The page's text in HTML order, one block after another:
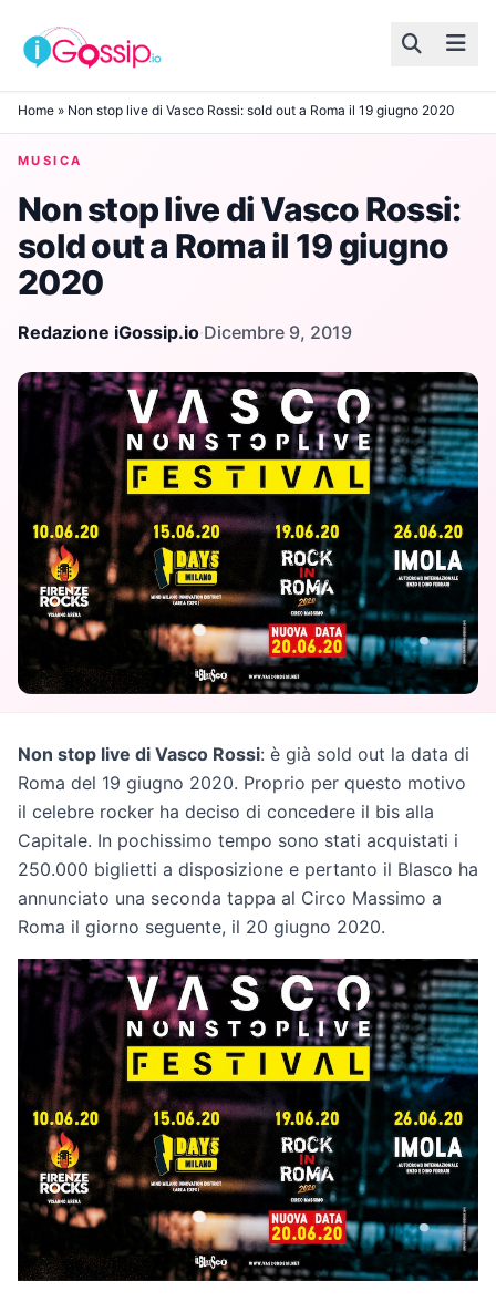
Skip to content
Home » Non stop live di Vasco Rossi: sold out a Roma il 19 giugno 2020
MUSICA
Non stop live di Vasco Rossi:
sold out a Roma il 19 giugno
2020
Redazione iGossip.io·Dicembre 9, 2019
Non stop live di Vasco Rossi: è già sold out la data di
Roma del 19 giugno 2020. Proprio per questo motivo
il celebre rocker ha deciso di concedere il bis alla
Capitale. In pochissimo tempo sono stati acquistati i
250.000 biglietti a disposizione e pertanto il Blasco ha
annunciato una seconda tappa al Circo Massimo a
Roma il giorno seguente, il 20 giugno 2020.